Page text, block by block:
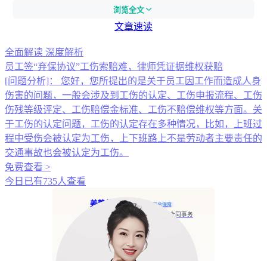
浏览全文
文章速读
全面解读 深度解析
员工签“弃保协议”工伤索赔难，律师凭证据维权获赔
[问题分析]：
您好，您所提出的是关于员工因工作而造成人身
伤害的问题，一般会涉及到工伤的认定、工伤申报流程、工伤
伤残等级评定、工伤赔偿金标准、工伤不赔偿维权等方面。关
于工伤的认定问题，工伤的认定存在多种情况，比如，上班过
程中受伤会被认定为工伤，上下班路上不是劳动者主要责任的
交通事故也会被认定为工伤。
免费查看 >
今日已有735人查看
姜静律师 执业认证 平台保障
擅长： 债权债务、婚姻家庭、合同事务
服务：931人北京...事务所
电话咨询
在线咨询